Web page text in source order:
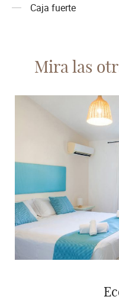
Caja fuerte
Mira las